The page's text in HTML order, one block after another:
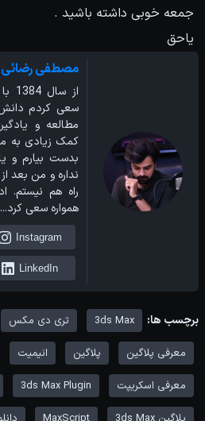
جمعه خوبی داشته باشید .
یاحق
مصطفی رضائی
سعی کردم
مطالعه و
کمک زیادی به
نداره و من بعد
راه هم نیستم.
همواره سعی کرد...
Instagram
LinkedIn
برچسب ها: 3ds Max تری دی مکس
معرفی پلاگین پلاگین انیمیت
معرفی اسکریپت 3ds Max Plugin